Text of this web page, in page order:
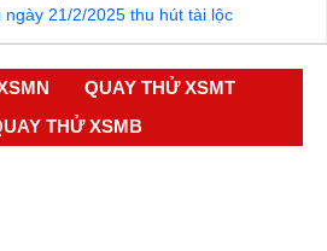
21/2/2025 thu hút tài lộc
QUAY THỬ XSMT
THỬ XSMB